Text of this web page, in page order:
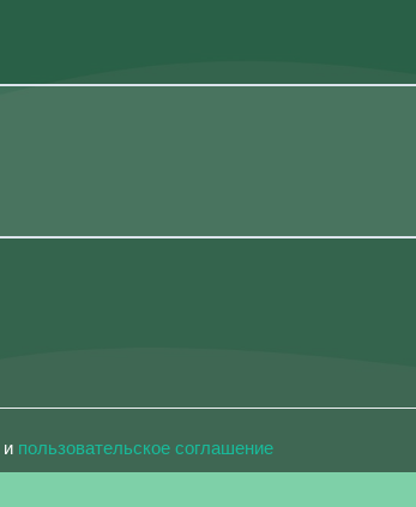
и пользовательское соглашение